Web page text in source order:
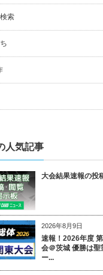
索
人気記事
大会結果速報の投
2026年8月9日
速報！2026年度
会＠茨城 優勝は
ー...